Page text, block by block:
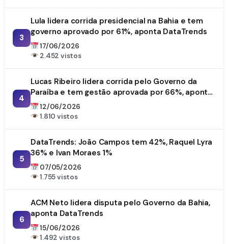
3
Lula lidera corrida presidencial na Bahia e tem
governo aprovado por 61%, aponta DataTrends
17/06/2026
2.452 vistos
4
Lucas Ribeiro lidera corrida pelo Governo da
Paraíba e tem gestão aprovada por 66%, aponta
DataTrends
12/06/2026
1.810 vistos
5
DataTrends: João Campos tem 42%, Raquel Lyra
36% e Ivan Moraes 1%
07/05/2026
1.755 vistos
6
ACM Neto lidera disputa pelo Governo da Bahia,
aponta DataTrends
15/06/2026
1.492 vistos